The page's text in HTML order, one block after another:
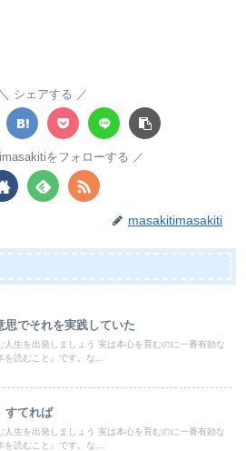
シェアする
をフォローする
masakitimasakiti
思でそれを実践していた
人生を出発しましょう 実は本心を育むのに一番有効な
を読むこと』です。な...
すてれば
人生を出発しましょう 実は本心を育むのに一番有効な
を読むこと』です。な...